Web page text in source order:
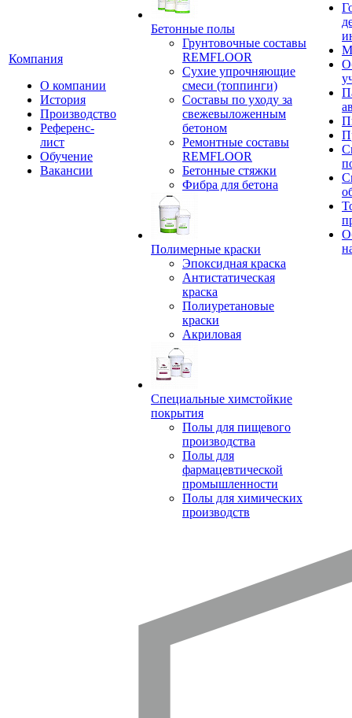
Компания
О компании
История
Производство
Референс-
лист
Обучение
Вакансии
Бетонные полы
Грунтовочные составы
REMFLOOR
Сухие упрочняющие
смеси (топпинги)
Составы по уходу за
свежевыложенным
бетоном
Ремонтные составы
REMFLOOR
Бетонные стяжки
Фибра для бетона
Полимерные краски
Эпоксидная краска
Антистатическая
краска
Полиуретановые
краски
Акриловая
Специальные химстойкие
покрытия
Полы для пищевого
производства
Полы для
фармацевтической
промышленности
Полы для химических
производств